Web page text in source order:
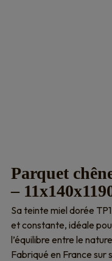
Parquet
–
Sa teinte miel dorée
et constante, idéale
l’équilibre entre le
Fabriqué en France sur